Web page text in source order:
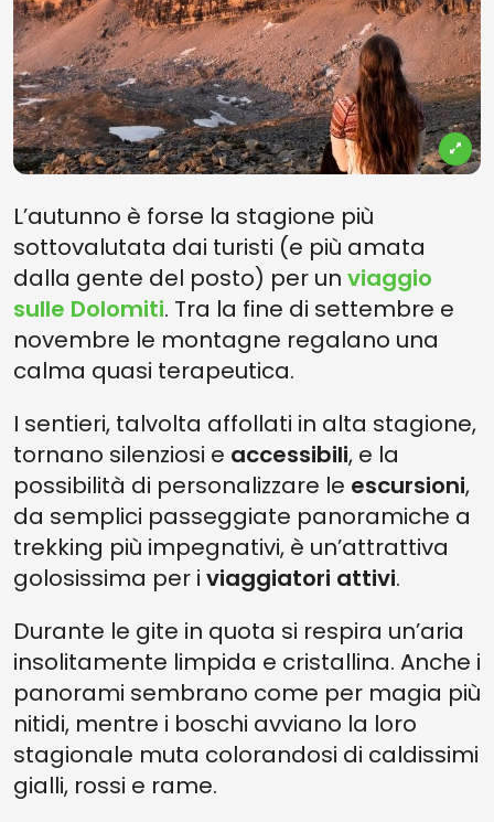
L’autunno è forse la stagione più
sottovalutata dai turisti (e più amata
dalla gente del posto) per un viaggio
sulle Dolomiti. Tra la fine di settembre e
novembre le montagne regalano una
calma quasi terapeutica.
I sentieri, talvolta affollati in alta stagione,
tornano silenziosi e accessibili, e la
possibilità di personalizzare le escursioni,
da semplici passeggiate panoramiche a
trekking più impegnativi, è un’attrattiva
golosissima per i viaggiatori attivi.
Durante le gite in quota si respira un’aria
insolitamente limpida e cristallina. Anche i
panorami sembrano come per magia più
nitidi, mentre i boschi avviano la loro
stagionale muta colorandosi di caldissimi
gialli, rossi e rame.